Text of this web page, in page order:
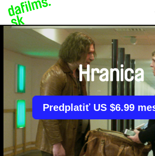
Hranica
Predplatiť US $6.99